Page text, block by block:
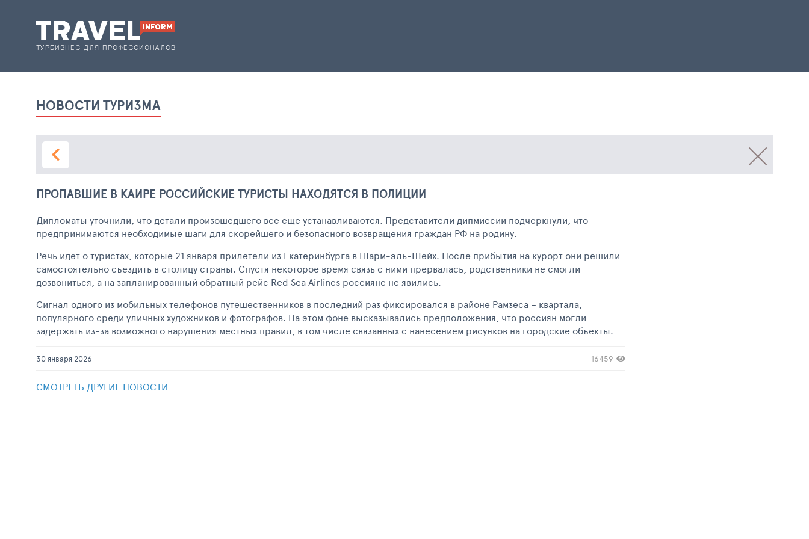
НОВОСТИ ТУРИЗМА
ПРОПАВШИЕ В КАИРЕ РОССИЙСКИЕ ТУРИСТЫ НАХОДЯТСЯ В ПОЛИЦИИ
Дипломаты уточнили, что детали произошедшего все еще устанавливаются. Представители дипмиссии подчеркнули, что
предпринимаются необходимые шаги для скорейшего и безопасного возвращения граждан РФ на родину.
Речь идет о туристах, которые 21 января прилетели из Екатеринбурга в Шарм-эль-Шейх. После прибытия на курорт они решили
самостоятельно съездить в столицу страны. Спустя некоторое время связь с ними прервалась, родственники не смогли
дозвониться, а на запланированный обратный рейс Red Sea Airlines россияне не явились.
Сигнал одного из мобильных телефонов путешественников в последний раз фиксировался в районе Рамзеса – квартала,
популярного среди уличных художников и фотографов. На этом фоне высказывались предположения, что россиян могли
задержать из-за возможного нарушения местных правил, в том числе связанных с нанесением рисунков на городские объекты.
30 января 2026 16459
СМОТРЕТЬ ДРУГИЕ НОВОСТИ